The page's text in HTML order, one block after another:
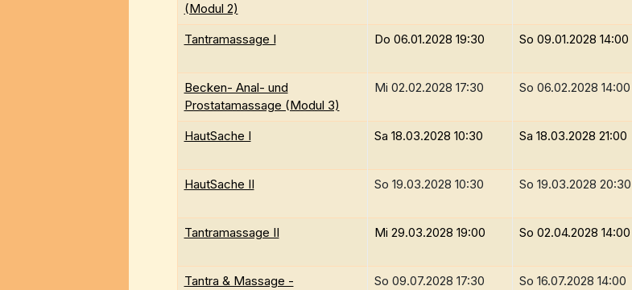
(Modul 2)
Tantramassage I Do 06.01.2028 19:30 So 09.01.2028 14:00
Becken- Anal- und
Prostatamassage (Modul 3)
Mi 02.02.2028 17:30 So 06.02.2028 14:00
HautSache I Sa 18.03.2028 10:30 Sa 18.03.2028 21:00
HautSache II So 19.03.2028 10:30 So 19.03.2028 20:30
Tantramassage II Mi 29.03.2028 19:00 So 02.04.2028 14:00
Tantra & Massage - So 09.07.2028 17:30 So 16.07.2028 14:00